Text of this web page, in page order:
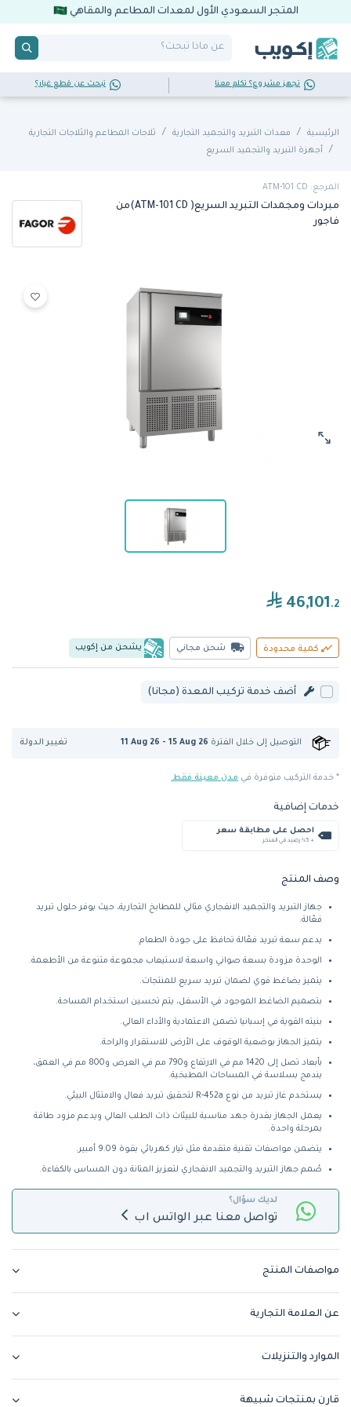
المتجر السعودي الأول لمعدات المطاعم والمقاهي
تجهز مشروع؟ تكلم معنا تبحث عن قطع غيار؟
الرئيسية معدات التبريد والتجميد التجارية
ثلاجات المطاعم والثلاجات التجارية
أجهزة التبريد والتجميد السريع
المرجع: ATM-101 CD
مبردات ومجمدات التبريد السريع( ATM-101 CD)من
فاجور
46,101 .2
كمية محدودة شحن مجاني يشحن من إكويب
أضف خدمة تركيب المعدة (مجانا)
التوصيل إلى خلال الفترة 11 Aug 26 - 15 Aug 26 تغيير الدولة
* خدمة التركيب متوفرة في مدن معينة فقط.
خدمات إضافية
احصل على مطابقة سعر
+ %5 رصيد في المتجر
وصف المنتج
جهاز التبريد والتجميد الانفجاري مثالي للمطابخ التجارية، حيث يوفر حلول تبريد
فعّالة.
يدعم سعة تبريد فعّالة تحافظ على جودة الطعام.
الوحدة مزودة بسعة صواني واسعة لاستيعاب مجموعة متنوعة من الأطعمة.
يتميز بضاغط قوي لضمان تبريد سريع للمنتجات.
بتصميم الضاغط الموجود في الأسفل، يتم تحسين استخدام المساحة.
بنيته القوية في إسبانيا تضمن الاعتمادية والأداء العالي.
يتميز الجهاز بوضعية الوقوف على الأرض للاستقرار والراحة.
بأبعاد تصل إلى 1420 مم في الارتفاع و790 مم في العرض و800 مم في العمق،
يندمج بسلاسة في المساحات المطبخية.
يستخدم غاز تبريد من نوع R-452a لتحقيق تبريد فعال والامتثال البيئي.
يعمل الجهاز بقدرة جهد مناسبة للبيئات ذات الطلب العالي ويدعم مزود طاقة
بمرحلة واحدة.
يتضمن مواصفات تقنية متقدمة مثل تيار كهربائي بقوة 9.09 أمبير.
صُمم جهاز التبريد والتجميد الانفجاري لتعزيز المتانة دون المساس بالكفاءة.
لديك سؤال؟
تواصل معنا عبر الواتس اب
مواصفات المنتج
عن العلامة التجارية
الموارد والتنزيلات
قارن بمنتجات شبيهة